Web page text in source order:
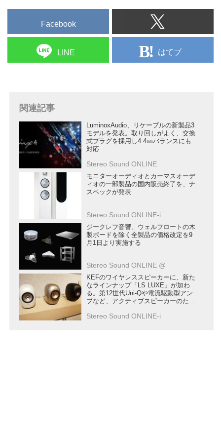
Facebook
LINE はてブ
関連記事
LuminoxAudio、リケーブルの新製品3
モデルを発表。取り回しがよく、交換
式プラグを採用し4.4㎜バランスにも
対応
Stereo Sound ONLINE
モニターオーディオとカーマスオーデ
ィオの一部製品の国内販売終了を、ナ
スペックが発表
Stereo Sound ONLINE-i
ジークレフ音響、ウェルフロートの木
製ボードを除く全製品の価格改定を9
月1日より実施する
Stereo Sound ONLINE @
KEFのワイヤレススピーカーに、新た
なラインナップ「LS LUXE」が加わ
る。第12世代Uni-Qや電流駆動型アン
プなど、アクティブスピーカーのため
Stereo Sound ONLINE-i